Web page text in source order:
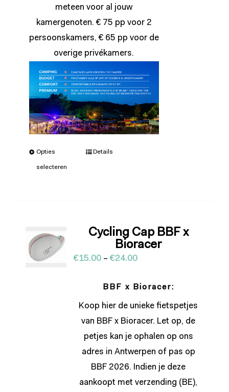
meteen voor al jouw
kamergenoten. € 75 pp voor 2
persoonskamers, € 65 pp voor de
overige privékamers.
Opties
selecteren
Details
Cycling Cap BBF x
Bioracer
€15.00–€24.00
BBF x Bioracer:
Koop hier de unieke fietspetjes
van BBF x Bioracer. Let op, de
petjes kan je ophalen op ons
adres in Antwerpen of pas op
BBF 2026. Indien je deze
aankoopt met verzending (BE),